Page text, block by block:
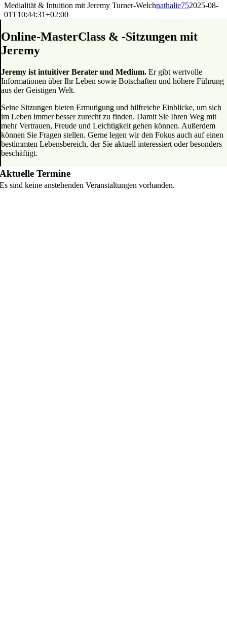
Medialität & Intuition mit Jeremy Turner-Welchnathalie752025-08-
01T10:44:31+02:00
Online-MasterClass & -Sitzungen mit
Jeremy
Jeremy ist intuitiver Berater und Medium. Er gibt wertvolle
Informationen über Ihr Leben sowie Botschaften und höhere Führung
aus der Geistigen Welt.
Seine Sitzungen bieten Ermutigung und hilfreiche Einblicke, um sich
im Leben immer besser zurecht zu finden. Damit Sie Ihren Weg mit
mehr Vertrauen, Freude und Leichtigkeit gehen können. Außerdem
können Sie Fragen stellen. Gerne legen wir den Fokus auch auf einen
bestimmten Lebensbereich, der Sie aktuell interessiert oder besonders
beschäftigt.
Aktuelle Termine
Es sind keine anstehenden Veranstaltungen vorhanden.